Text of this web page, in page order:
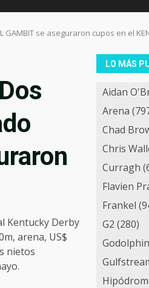
GAMBIT se aseguraron cupos en el
Kentucky Derby
arena, US$
nietos
LO MÁS
Aidan
Arena
Chad
Chris
Curragh
Flavien
Frankel
G2 (280)
Godolphin